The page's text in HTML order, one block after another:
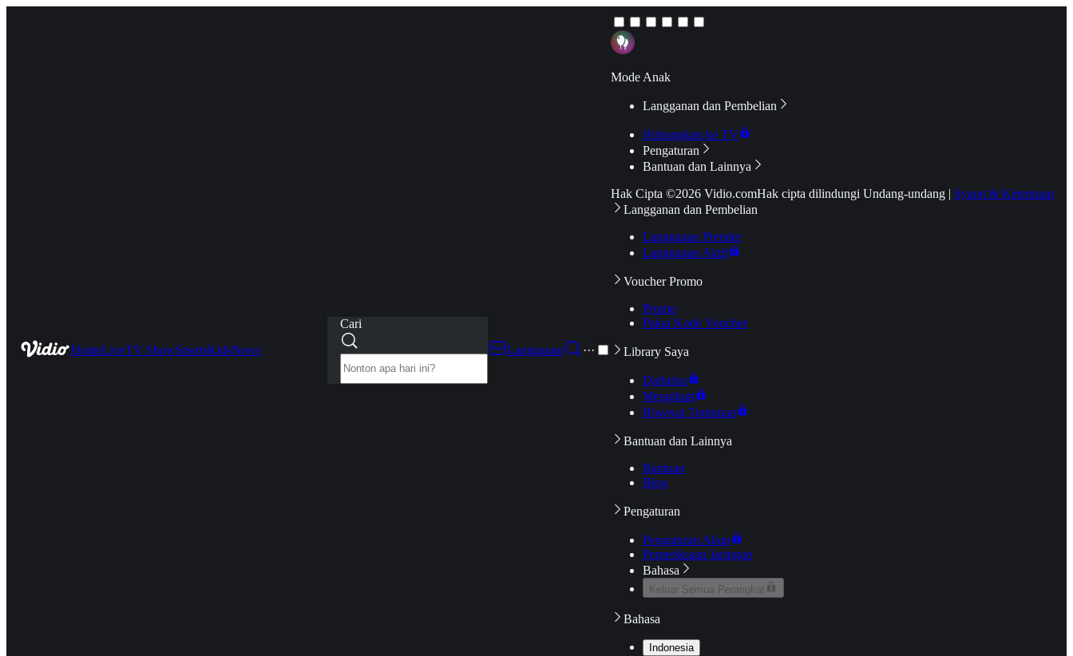
HomeLiveTV ShowSportsKidsNews
Cari
Langganan
···
Mode Anak
Langganan dan Pembelian
Hubungkan ke TV
Pengaturan
Bantuan dan Lainnya
Hak Cipta ©2026 Vidio.comHak cipta dilindungi Undang-undang | Syarat & Ketentuan
Langganan dan Pembelian
Langganan Premier
Langganan Aktif
Voucher Promo
Promo
Pakai Kode Voucher
Library Saya
Daftarku
Mengikuti
Riwayat Tontonan
Bantuan dan Lainnya
Bantuan
Blog
Pengaturan
Pengaturan Akun
Pemeriksaan Jaringan
Bahasa
Keluar Semua Perangkat
Bahasa
Indonesia